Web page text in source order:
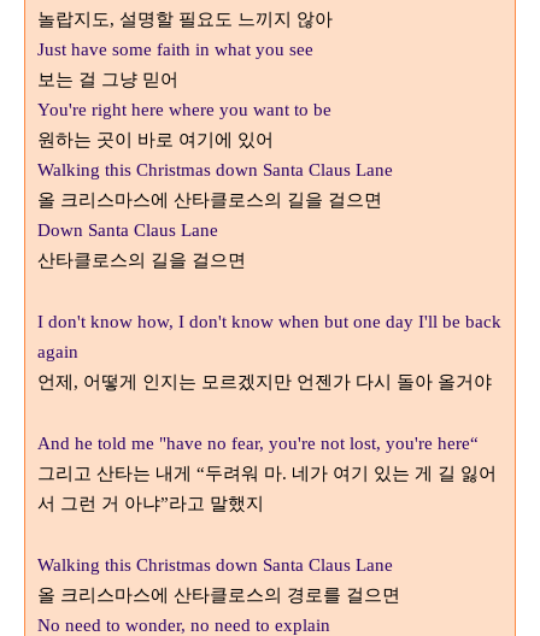
놀랍지도, 설명할 필요도 느끼지 않아
Just have some faith in what you see
보는 걸 그냥 믿어
You're right here where you want to be
원하는 곳이 바로 여기에 있어
Walking this Christmas down Santa Claus Lane
올 크리스마스에 산타클로스의 길을 걸으면
Down Santa Claus Lane
산타클로스의 길을 걸으면
I don't know how, I don't know when but one day I'll be back
again
언제, 어떻게 인지는 모르겠지만 언젠가 다시 돌아 올거야
And he told me "have no fear, you're not lost, you're here“
그리고 산타는 내게 “두려워 마. 네가 여기 있는 게 길 잃어
서 그런 거 아냐”라고 말했지
Walking this Christmas down Santa Claus Lane
올 크리스마스에 산타클로스의 경로를 걸으면
No need to wonder, no need to explain